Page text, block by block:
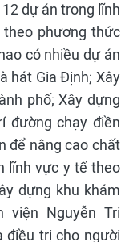
dự án trong lĩnh
phương thức
có nhiều dự án
hát Gia Định; Xây
phố; Xây dựng
đường chạy điền
để nâng cao chất
lĩnh vực y tế theo
dựng khu khám
Nguyễn Tri
điều trị cho người